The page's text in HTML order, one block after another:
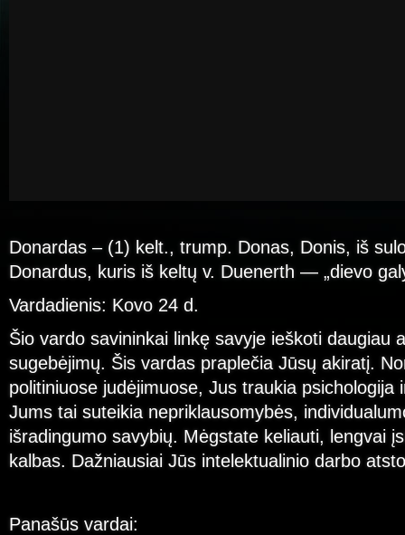
Donardas – (1) kelt., trump. Donas, Donis, iš
Donardus, kuris iš keltų v. Duenerth — „dievo
Vardadienis: Kovo 24 d.
Šio vardo savininkai linkę savyje ieškoti daugiau
sugebėjimų. Šis vardas praplečia Jūsų akiratį.
politiniuose judėjimuose, Jus traukia psichologija
Jums tai suteikia nepriklausomybės,
išradingumo savybių. Mėgstate keliauti, lengvai
kalbas. Dažniausiai Jūs intelektualinio darbo
Panašūs vardai: